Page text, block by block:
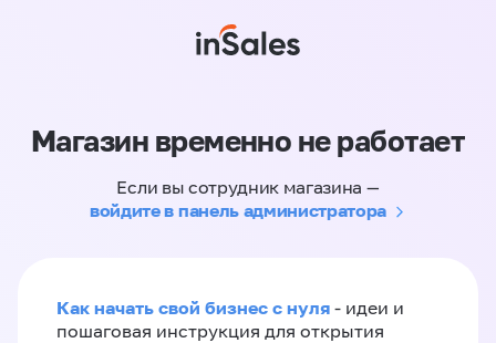
Магазин временно не работает
Если вы сотрудник магазина —
войдите в панель администратора
Как начать свой бизнес с нуля - идеи и
пошаговая инструкция для открытия